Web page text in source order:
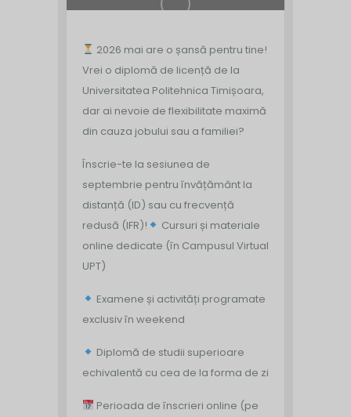
2026 mai are o șansă pentru tine!
Vrei o diplomă de licență de la
Universitatea Politehnica Timișoara,
dar ai nevoie de flexibilitate maximă
din cauza jobului sau a familiei?
Înscrie-te la sesiunea de
septembrie pentru învățământ la
distanță (ID) sau cu frecvență
redusă (IFR)!
Cursuri și materiale
online dedicate (în Campusul Virtual
UPT)
Examene și activități programate
exclusiv în weekend
Diplomă de studii superioare
echivalentă cu cea de la forma de zi
Perioada de înscrieri online (pe